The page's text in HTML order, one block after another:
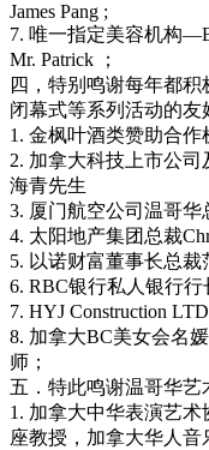
James Pang ;
7. 唯一指定美容机构
Mr. Patrick ；
四，特别鸣谢每年都
闭幕式等系列活动的友
1. 金枫叶酒类赞助合
2. 加拿大科技上市公
海青先生
3. 厦门航空公司温哥华
4. 太阳地产集团总裁
5. 以诺财富董事长总裁
6. RBC银行私人银行
7. HYJ Construction
8. 加拿大BC美女会名
师；
五．特此鸣谢温哥华艺
1. 加拿大中华表演艺
座教授，加拿大华人音